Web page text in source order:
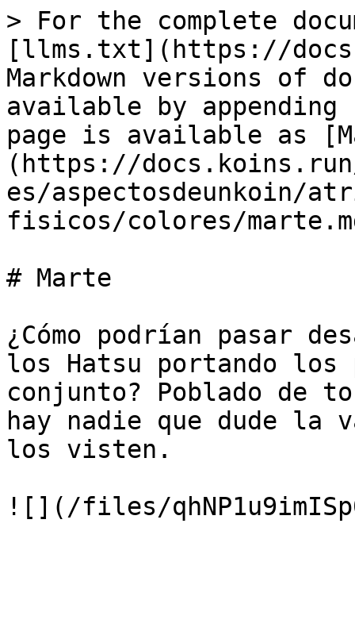
> For the complete
[llms.txt](https://
Markdown versions of
available by
page is available as
(https://
es/aspectosdeunkoin/
fisicos/colores/
# Marte
¿Cómo podrían pasar
los Hatsu portando los
conjunto? Poblado de
hay nadie que dude la
los visten.